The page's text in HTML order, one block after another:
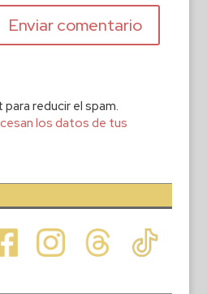
reducir el spam.
los datos de tus